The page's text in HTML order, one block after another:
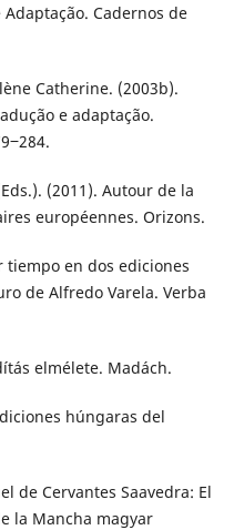
Cadernos de
Catherine. (2003b).
e adaptação.
(2011). Autour de la
européennes. Orizons.
tiempo en dos ediciones
de Alfredo Varela. Verba
elmélete. Madách.
húngaras del
de Cervantes Saavedra: El
la Mancha magyar